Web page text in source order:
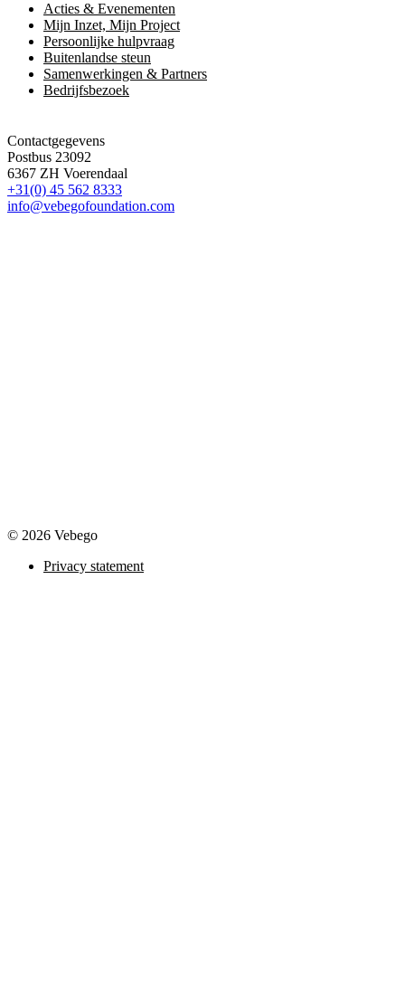
Acties & Evenementen
Mijn Inzet, Mijn Project
Persoonlijke hulpvraag
Buitenlandse steun
Samenwerkingen & Partners
Bedrijfsbezoek
Contactgegevens
Postbus 23092
6367 ZH Voerendaal
+31(0) 45 562 8333
info@vebegofoundation.com
© 2026 Vebego
Privacy statement